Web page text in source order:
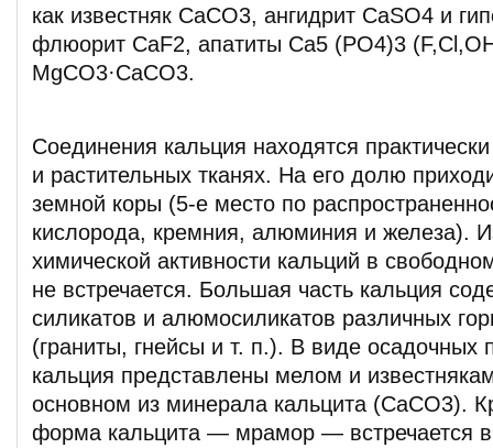
как известняк СaCO3, ангидрит CaSO4 и
флюорит CaF2, апатиты Ca5 (PO4)3
MgCO3·СaCO3.
Соединения кальция находятся
и растительных тканях. На его долю
земной коры (5-е место по
кислорода, кремния, алюминия и железа).
химической активности кальций в
не встречается. Большая часть кальция
силикатов и алюмосиликатов различных
(граниты, гнейсы и т. п.). В виде осадочных
кальция представлены мелом и
основном из минерала кальцита (CaCO3).
форма кальцита — мрамор — встречается в